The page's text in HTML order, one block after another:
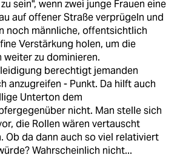
sein", wenn zwei junge Frauen eine
auf offener Straße verprügeln und
noch männliche, offentsichtlich
Verstärkung holen, um die
weiter zu dominieren.
berechtigt jemanden
anzugreifen - Punkt. Da hilft auch
Unterton dem
nicht. Man stelle sich
die Rollen wären vertauscht
Ob da dann auch so viel relativiert
Wahrscheinlich nicht...